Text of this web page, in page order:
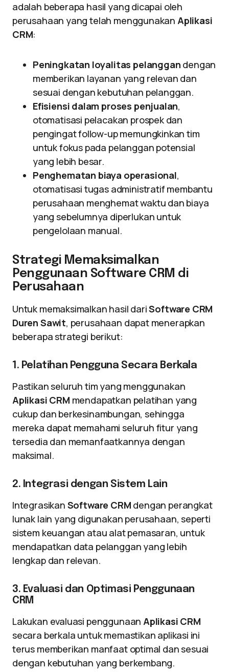
adalah beberapa hasil yang dicapai oleh
perusahaan yang telah menggunakan Aplikasi
CRM:
Peningkatan loyalitas pelanggan dengan
memberikan layanan yang relevan dan
sesuai dengan kebutuhan pelanggan.
Efisiensi dalam proses penjualan,
otomatisasi pelacakan prospek dan
pengingat follow-up memungkinkan tim
untuk fokus pada pelanggan potensial
yang lebih besar.
Penghematan biaya operasional,
otomatisasi tugas administratif membantu
perusahaan menghemat waktu dan biaya
yang sebelumnya diperlukan untuk
pengelolaan manual.
Strategi Memaksimalkan
Penggunaan Software CRM di
Perusahaan
Untuk memaksimalkan hasil dariSoftware CRM
Duren Sawit, perusahaan dapat menerapkan
beberapa strategi berikut:
1. Pelatihan Pengguna Secara Berkala
Pastikan seluruh tim yang menggunakan
Aplikasi CRM mendapatkan pelatihan yang
cukup dan berkesinambungan, sehingga
mereka dapat memahami seluruh fitur yang
tersedia dan memanfaatkannya dengan
maksimal.
2. Integrasi dengan Sistem Lain
Integrasikan Software CRM dengan perangkat
lunak lain yang digunakan perusahaan, seperti
sistem keuangan atau alat pemasaran, untuk
mendapatkan data pelanggan yang lebih
lengkap dan relevan.
3. Evaluasi dan Optimasi Penggunaan
CRM
Lakukan evaluasi penggunaan Aplikasi CRM
secara berkala untuk memastikan aplikasi ini
terus memberikan manfaat optimal dan sesuai
dengan kebutuhan yang berkembang.